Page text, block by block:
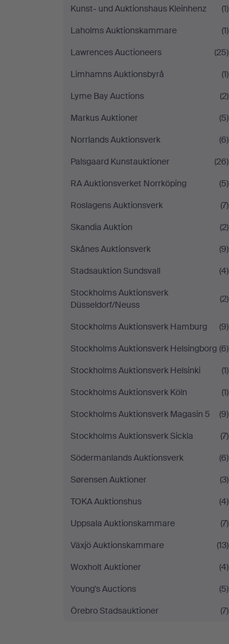
Kunst- und Auktionshaus Kleinhenz
(1)
Laholms Auktionskammare
(1)
Lawrences Auctioneers
(25)
Limhamns Auktionsbyrå
(1)
Lyme Bay Auctions
(2)
Markus Auktioner
(5)
Norrlands Auktionsverk
(6)
Palsgaard Kunstauktioner
(26)
RA Auktionsverket Norrköping
(5)
Roslagens Auktionsverk
(7)
Skandia Auktion
(2)
Skånes Auktionsverk
(9)
Stadsauktion Sundsvall
(4)
Stockholms Auktionsverk
Düsseldorf/Neuss
(2)
Stockholms Auktionsverk Hamburg
(9)
Stockholms Auktionsverk Helsingborg (6)
Stockholms Auktionsverk Helsinki
(1)
Stockholms Auktionsverk Köln
(1)
Stockholms Auktionsverk Magasin 5
(9)
Stockholms Auktionsverk Sickla
(7)
Södermanlands Auktionsverk
(6)
Sørensen Auktioner
(3)
TOKA Auktionshus
(4)
Uppsala Auktionskammare
(7)
Växjö Auktionskammare
(13)
Woxholt Auktioner
(4)
Young's Auctions
(5)
Örebro Stadsauktioner
(7)